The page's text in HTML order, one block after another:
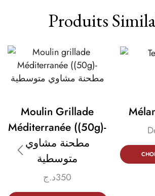
Produits
Moulin Grillade
Méditerranée ((50g)-
مطحنة مشاوي
متوسطية
350د.ج